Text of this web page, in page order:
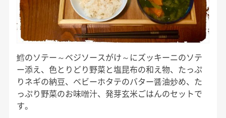
鱈のソテー～ベジソースがけ～にズッキーニのソテ
ー添え、色とりどり野菜と塩昆布の和え物、たっぷ
りネギの納豆、ベビーホタテのバター醤油炒め、た
っぷり野菜のお味噌汁、発芽玄米ごはんのセットで
す。